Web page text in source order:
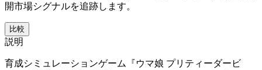
開市場シグナルを追跡します。
比較
説明
育成シミュレーションゲーム『ウマ娘 プリティーダービ